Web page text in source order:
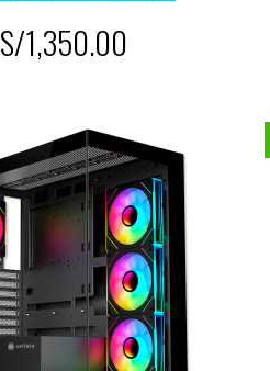
S/1,350.00